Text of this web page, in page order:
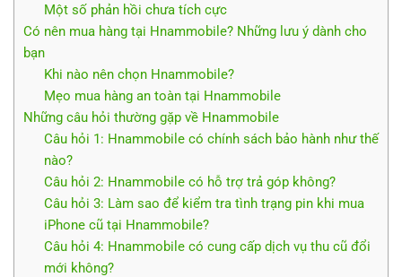
Một số phản hồi chưa tích cực
Có nên mua hàng tại Hnammobile? Những lưu ý dành cho
bạn
Khi nào nên chọn Hnammobile?
Mẹo mua hàng an toàn tại Hnammobile
Những câu hỏi thường gặp về Hnammobile
Câu hỏi 1: Hnammobile có chính sách bảo hành như thế
nào?
Câu hỏi 2: Hnammobile có hỗ trợ trả góp không?
Câu hỏi 3: Làm sao để kiểm tra tình trạng pin khi mua
iPhone cũ tại Hnammobile?
Câu hỏi 4: Hnammobile có cung cấp dịch vụ thu cũ đổi
mới không?